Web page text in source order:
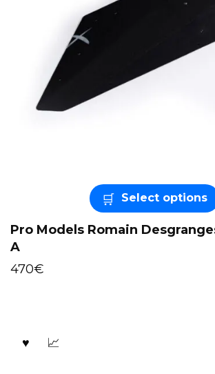
Select options
Pro Models Romain
A
470€